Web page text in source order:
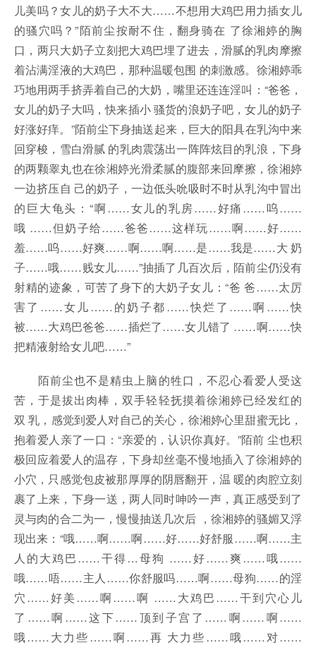
儿美吗？女儿的奶子大不大……不想用大鸡巴用力插女儿
的骚穴吗？”陌前尘按耐不住，翻身骑在 了徐湘婷的胸
口，两只大奶子立刻把大鸡巴埋了进去，滑腻的乳肉摩擦
着沾满淫液的大鸡巴，那种温暖包围 的刺激感。徐湘婷乖
巧地用两手挤弄着自己的大奶，嘴里还连连淫叫：“爸爸，
女儿的奶子大吗，快来插小 骚货的浪奶子吧，女儿的奶子
好涨好痒。”陌前尘下身抽送起来，巨大的阳具在乳沟中来
回穿梭，雪白滑腻 的乳肉震荡出一阵阵炫目的乳浪，下身
的两颗睾丸也在徐湘婷光滑柔腻的腹部来回摩擦，徐湘婷
一边挤压自 己的奶子，一边低头吮吸时不时从乳沟中冒出
的巨大龟头：“啊……女儿的乳房……好痛……呜……
哦 ……但奶子给……爸爸……这样玩……啊……好……
羞……呜……好爽……啊……啊……是……我是……大 奶
子……哦……贱女儿……”抽插了几百次后，陌前尘仍没有
射精的迹象，可苦了身下的大奶子女儿：“爸 爸……太厉
害了……女儿……的奶子都……快烂了……啊……快
被……大鸡巴爸爸……插烂了……女儿错了 ……啊……快
把精液射给女儿吧……”
陌前尘也不是精虫上脑的牲口，不忍心看爱人受这
苦，于是拔出肉棒，双手轻轻抚摸着徐湘婷已经发红的
双 乳，感觉到爱人对自己的关心，徐湘婷心里甜蜜无比，
抱着爱人亲了一口：“亲爱的，认识你真好。”陌前 尘也积
极回应着爱人的温存，下身却丝毫不慢地插入了徐湘婷的
小穴，只感觉包皮被那厚厚的阴唇翻开，温 暖的肉腔立刻
裹了上来，下身一送，两人同时呻吟一声，真正感受到了
灵与肉的合二为一，慢慢抽送几次后 ，徐湘婷的骚媚又浮
现出来：“哦……啊……啊……好……好舒服……啊……主
人的大鸡巴……干得…母狗 ……好……爽……哦……
哦……唔……主人……你舒服吗……啊……母狗……的淫
穴……好美……啊……啊 ……大鸡巴……干到穴心儿
了……啊……这下……顶到子宫了……啊……啊……
哦……大力些……啊……再 大力些……哦……对……